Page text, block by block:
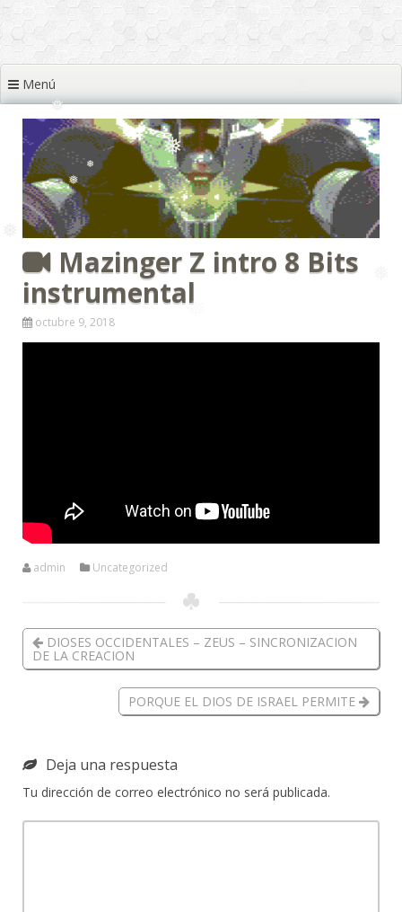
❅
❅
❅
❅
❅
❅
❅
❅
❅
❅
❅
❅
Menú
Mazinger Z intro 8 Bits
instrumental
octubre 9, 2018
admin Uncategorized
DIOSES OCCIDENTALES – ZEUS – SINCRONIZACION
DE LA CREACION
PORQUE EL DIOS DE ISRAEL PERMITE
Deja una respuesta
Tu dirección de correo electrónico no será publicada.